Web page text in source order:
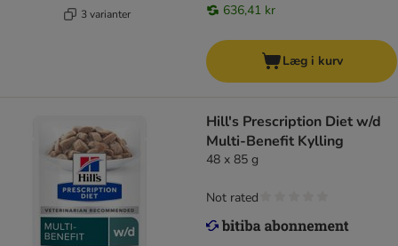
3 varianter 636,41 kr
Læg i kurv
Hill's Prescription Diet w/d
Multi-Benefit Kylling
48 x 85 g
Not rated